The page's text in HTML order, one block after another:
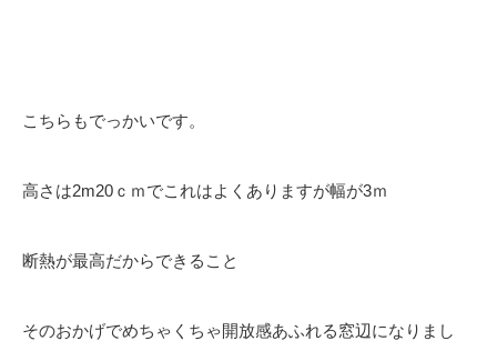
こちらもでっかいです。
高さは2m20ｃｍでこれはよくありますが幅が3ｍ
断熱が最高だからできること
そのおかげでめちゃくちゃ開放感あふれる窓辺になりまし